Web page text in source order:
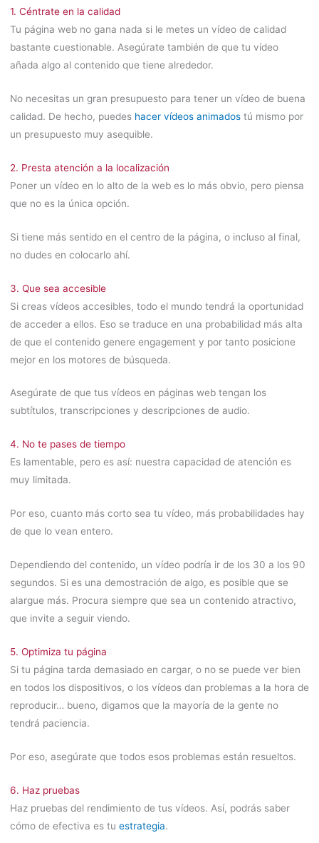
1. Céntrate en la calidad
Tu página web no gana nada si le metes un vídeo de calidad
bastante cuestionable. Asegúrate también de que tu vídeo
añada algo al contenido que tiene alrededor.
No necesitas un gran presupuesto para tener un vídeo de buena
calidad. De hecho, puedeshacer vídeos animadostú mismo por
un presupuesto muy asequible.
2. Presta atención a la localización
Poner un vídeo en lo alto de la web es lo más obvio, pero piensa
que no es la única opción.
Si tiene más sentido en el centro de la página, o incluso al final,
no dudes en colocarlo ahí.
3. Que sea accesible
Si creas vídeos accesibles, todo el mundo tendrá la oportunidad
de acceder a ellos. Eso se traduce en una probabilidad más alta
de que el contenido genere engagement y por tanto posicione
mejor en los motores de búsqueda.
Asegúrate de que tus vídeos en páginas web tengan los
subtítulos, transcripciones y descripciones de audio.
4. No te pases de tiempo
Es lamentable, pero es así: nuestra capacidad de atención es
muy limitada.
Por eso, cuanto más corto sea tu vídeo, más probabilidades hay
de que lo vean entero.
Dependiendo del contenido, un vídeo podría ir de los 30 a los 90
segundos. Si es una demostración de algo, es posible que se
alargue más. Procura siempre que sea un contenido atractivo,
que invite a seguir viendo.
5. Optimiza tu página
Si tu página tarda demasiado en cargar, o no se puede ver bien
en todos los dispositivos, o los vídeos dan problemas a la hora de
reproducir… bueno, digamos que la mayoría de la gente no
tendrá paciencia.
Por eso, asegúrate que todos esos problemas están resueltos.
6. Haz pruebas
Haz pruebas del rendimiento de tus vídeos. Así, podrás saber
cómo de efectiva es tu estrategia.